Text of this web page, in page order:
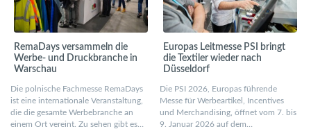
RemaDays versammeln die
Werbe- und Druckbranche in
Warschau
Die polnische Fachmesse RemaDays
ist eine internationale Veranstaltung,
die die gesamte Werbebranche an
einem Ort vereint. Zu sehen gibt es…
Europas Leitmesse PSI bringt
die Textiler wieder nach
Düsseldorf
Die PSI 2026, Europas führende
Messe für Werbeartikel, Incentives
und Merchandising, öffnet vom 7. bis
9. Januar 2026 auf dem…